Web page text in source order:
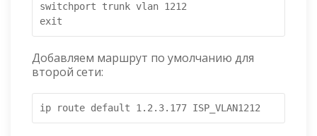
switchport trunk vlan 1212
exit
Добавляем маршрут по умолчанию для
второй сети:
ip route default 1.2.3.177 ISP_VLAN1212